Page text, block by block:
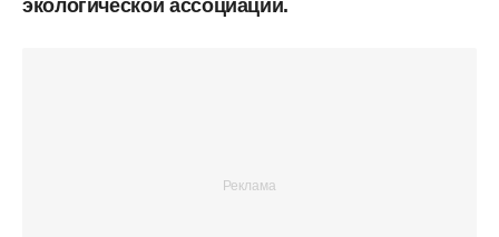
экологической ассоциации.